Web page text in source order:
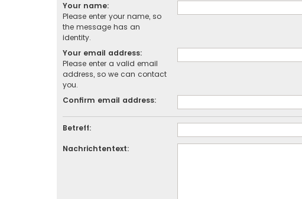
Your name:
Please enter your name, so
the message has an
identity.
Your email address:
Please enter a valid email
address, so we can contact
you.
Confirm email address:
Betreff:
Nachrichtentext: